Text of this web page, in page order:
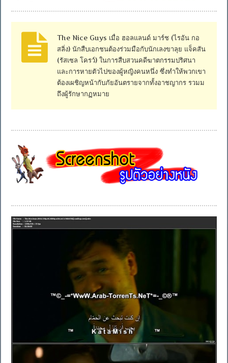
The Nice Guys เมื่อ ฮอลแลนด์ มาร์ช (ไรอัน กอ
สลิ่ง) นักสืบเอกชนต้องร่วมมือกับนักเลงขาลุย แจ็คสัน
(รัสเซล โครว์) ในการสืบสวนคดีฆาตกรรมปริศนา
และการหายตัวไปของผู้หญิงคนหนึ่ง ซึ่งทำให้พวกเขา
ต้องเผชิญหน้ากับภัยอันตรายจากทั้งอาชญากร รวมม
ถึงผู้รักษากฏหมาย